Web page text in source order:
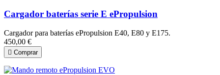
Cargador baterías serie E ePropulsion
Cargador para baterías ePropulsion E40, E80 y E175.
450,00 €
 Comprar